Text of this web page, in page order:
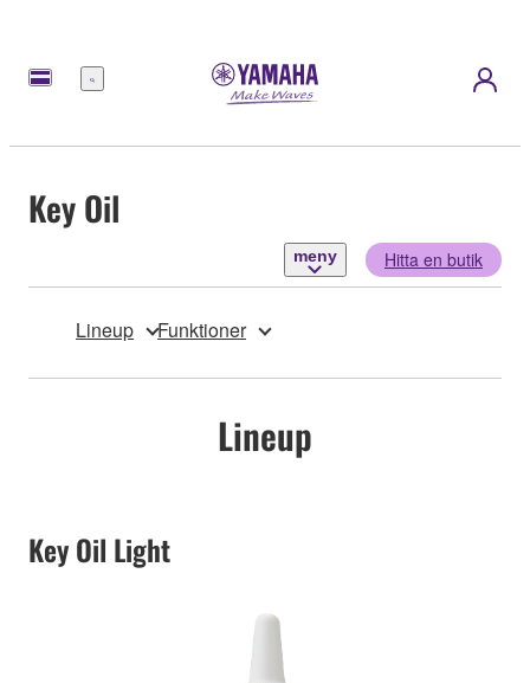
meny
Key Oil
meny Hitta en butik
Lineup Funktioner
Lineup
Key Oil Light